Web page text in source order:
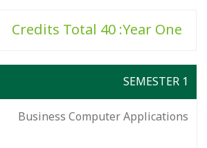
Year One
: 40 Credits Total
SEMESTER 1
Business Computer Applications